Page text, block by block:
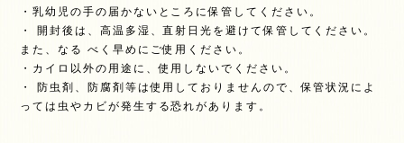
・乳幼児の手の届かないところに保管してください。
・ 開封後は、高温多湿、直射日光を避けて保管してください。
また、なる べく早めにご使用ください。
・カイロ以外の用途に、使用しないでください。
・ 防虫剤、防腐剤等は使用しておりませんので、保管状況によ
っては虫やカビが発生する恐れがあります。